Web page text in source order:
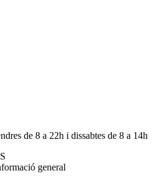
de 8 a 22h i dissabtes de 8 a 14h
general